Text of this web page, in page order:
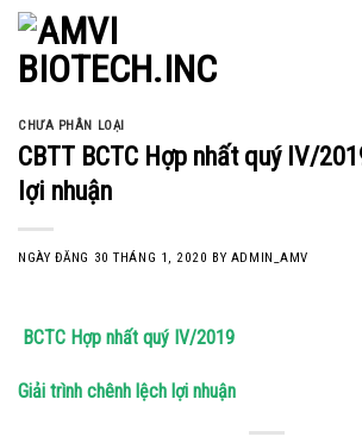
Skip
content
CHƯA PHÂN LOẠI
CBTT BCTC Hợp nhất quý IV/
lợi nhuận
NGÀY ĐĂNG 30 THÁNG 1, 2020 BY ADMIN_AMV
BCTC Hợp nhất quý IV/2019
Giải trình chênh lệch lợi nhuận